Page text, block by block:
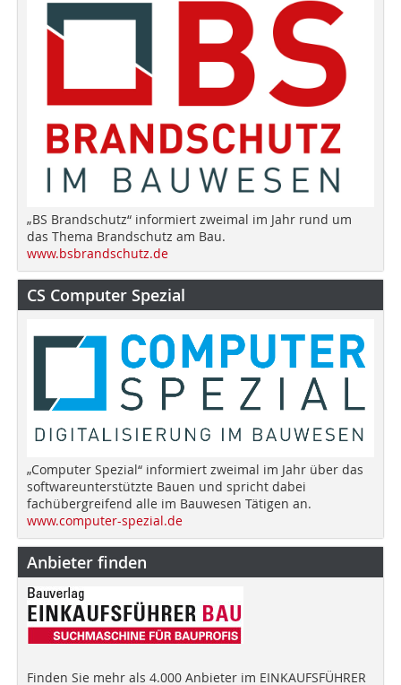
„BS Brandschutz“ informiert zweimal im Jahr rund um
das Thema Brandschutz am Bau.
www.bsbrandschutz.de
CS Computer Spezial
„Computer Spezial“ informiert zweimal im Jahr über das
softwareunterstützte Bauen und spricht dabei
fachübergreifend alle im Bauwesen Tätigen an.
www.computer-spezial.de
Anbieter finden
Finden Sie mehr als 4.000 Anbieter im EINKAUFSFÜHRER